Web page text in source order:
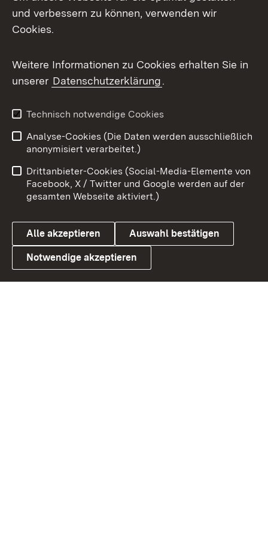
Facebook
X / Twitter
Youtube
Link zum Landesportal
Impressum
Kontakt
Barrierefreiheit
Datenschutz
Cookies
und verbessern zu können, verwenden wir
Cookies.
Weitere Informationen zu Cookies erhalten Sie in
unserer Datenschutzerklärung.
Technisch notwendige Cookies
Analyse-Cookies (Die Daten werden ausschließlich
anonymisiert verarbeitet.)
Drittanbieter-Cookies (Social-Media-Elemente von
Facebook, X / Twitter und Google werden auf der
gesamten Webseite aktiviert.)
Alle akzeptieren Auswahl bestätigen
Notwendige akzeptieren